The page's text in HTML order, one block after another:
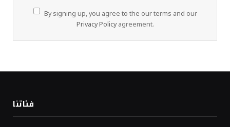
By signing up, you agree to the our terms and our
Privacy Policyagreement.
فئاتنا